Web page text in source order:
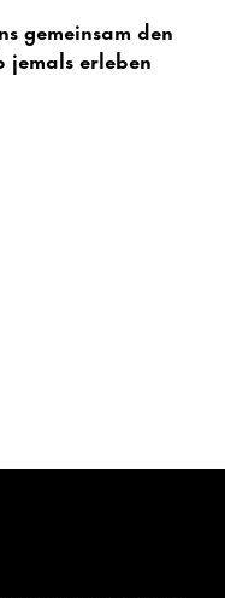
gemeinsam den
jemals erleben